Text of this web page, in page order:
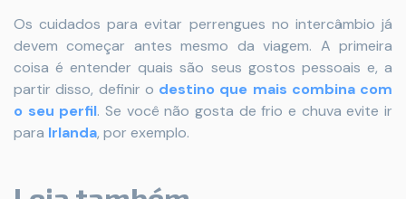
Os cuidados para evitar perrengues no intercâmbio já
devem começar antes mesmo da viagem. A primeira
coisa é entender quais são seus gostos pessoais e, a
partir disso, definir o destino que mais combina com
o seu perfil. Se você não gosta de frio e chuva evite ir
para Irlanda, por exemplo.